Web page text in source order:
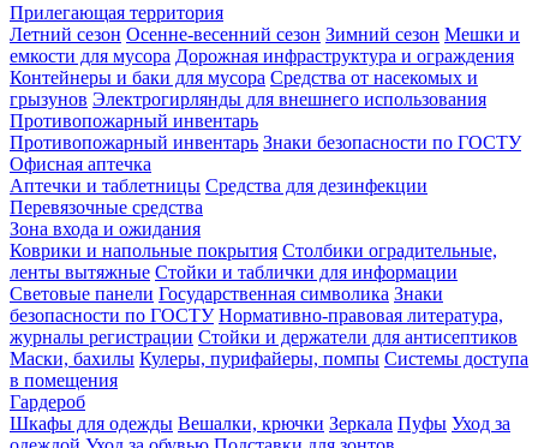
Прилегающая территория
Летний сезон Осенне-весенний сезон Зимний сезон Мешки и
емкости для мусора Дорожная инфраструктура и ограждения
Контейнеры и баки для мусора Средства от насекомых и
грызунов Электрогирлянды для внешнего использования
Противопожарный инвентарь
Противопожарный инвентарь Знаки безопасности по ГОСТУ
Офисная аптечка
Аптечки и таблетницы Средства для дезинфекции
Перевязочные средства
Зона входа и ожидания
Коврики и напольные покрытия Столбики оградительные,
ленты вытяжные Стойки и таблички для информации
Световые панели Государственная символика Знаки
безопасности по ГОСТУ Нормативно-правовая литература,
журналы регистрации Стойки и держатели для антисептиков
Маски, бахилы Кулеры, пурифайеры, помпы Системы доступа
в помещения
Гардероб
Шкафы для одежды Вешалки, крючки Зеркала Пуфы Уход за